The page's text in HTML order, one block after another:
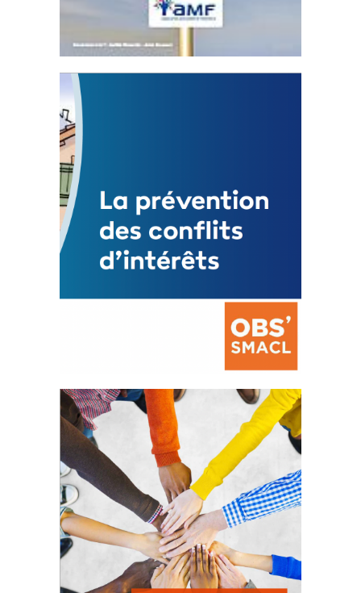
Statut de l’élu local
3 avril 2024
Mise à jour avril 2024
FEUILLETER
La prévention des conflits
d’intérêts
18 septembre 2023
FEUILLETER